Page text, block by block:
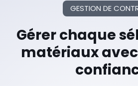
GESTION DE
Gérer chaque
matériaux